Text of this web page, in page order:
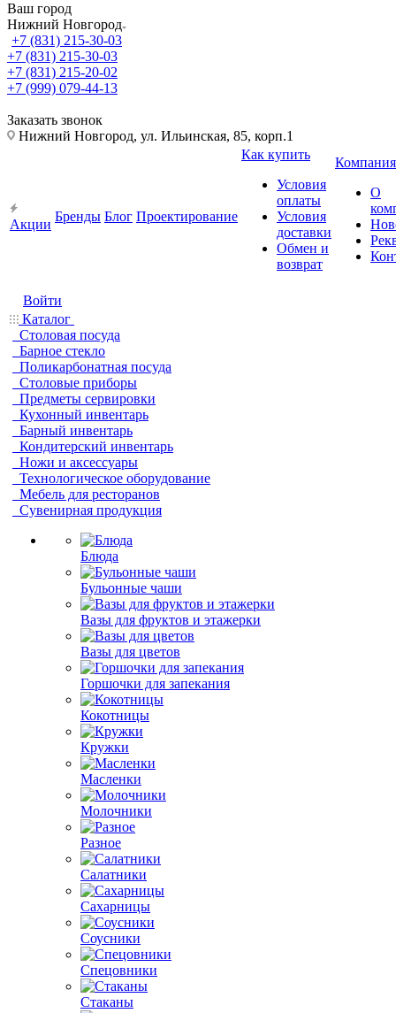
Ваш город
Нижний Новгород
+7 (831) 215-30-03
+7 (831) 215-30-03
+7 (831) 215-20-02
+7 (999) 079-44-13
Заказать звонок
Нижний Новгород, ул. Ильинская, 85, корп.1
Акции
Бренды Блог Проектирование
Как купить
Условия
оплаты
Условия
доставки
Обмен и
возврат
Компания
О
Войти
Каталог
Столовая посуда
Барное стекло
Поликарбонатная посуда
Столовые приборы
Предметы сервировки
Кухонный инвентарь
Барный инвентарь
Кондитерский инвентарь
Ножи и аксессуары
Технологическое оборудование
Мебель для ресторанов
Сувенирная продукция
Блюда
Бульонные чаши
Вазы для фруктов и этажерки
Вазы для цветов
Горшочки для запекания
Кокотницы
Кружки
Масленки
Молочники
Разное
Салатники
Сахарницы
Соусники
Спецовники
Стаканы